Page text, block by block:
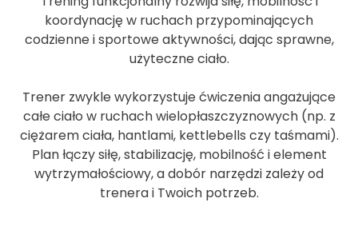
koordynację w ruchach przypominających
codzienne i sportowe aktywności, dając sprawne,
użyteczne ciało.
Trener zwykle wykorzystuje ćwiczenia angażujące
całe ciało w ruchach wielopłaszczyznowych (np. z
ciężarem ciała, hantlami, kettlebells czy taśmami).
Plan łączy siłę, stabilizację, mobilność i element
wytrzymałościowy, a dobór narzędzi zależy od
trenera i Twoich potrzeb.